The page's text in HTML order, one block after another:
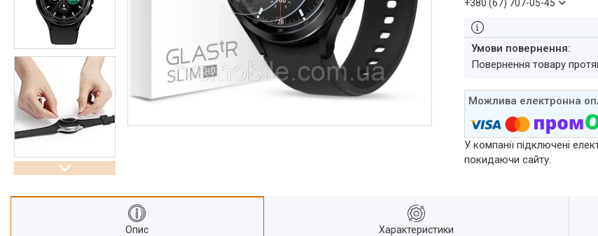
+380 (67) 707-05-45
повернення товару
У компанії підключені
покидаючи сайту.
Опис Характеристики